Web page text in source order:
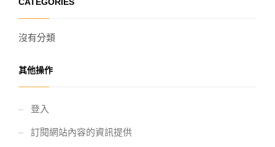
沒有分類
其他操作
登入
訂閱網站內容的資訊提供